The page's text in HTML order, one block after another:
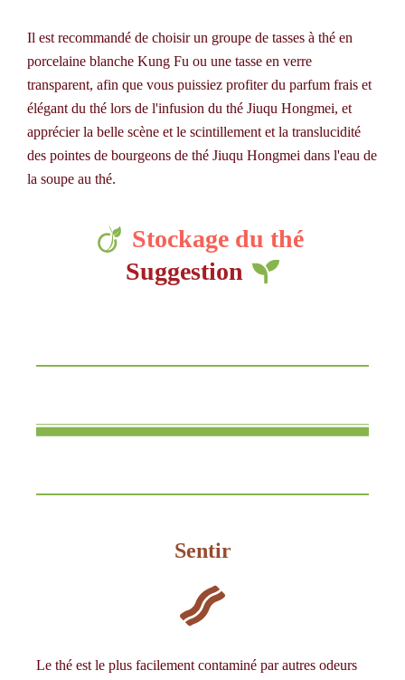
Il est recommandé de choisir un groupe de tasses à thé en
porcelaine blanche Kung Fu ou une tasse en verre
transparent, afin que vous puissiez profiter du parfum frais et
élégant du thé lors de l'infusion du thé Jiuqu Hongmei, et
apprécier la belle scène et le scintillement et la translucidité
des pointes de bourgeons de thé Jiuqu Hongmei dans l'eau de
la soupe au thé.
Stockage du thé
Suggestion
Sentir
Le thé est le plus facilement contaminé parautres odeurs